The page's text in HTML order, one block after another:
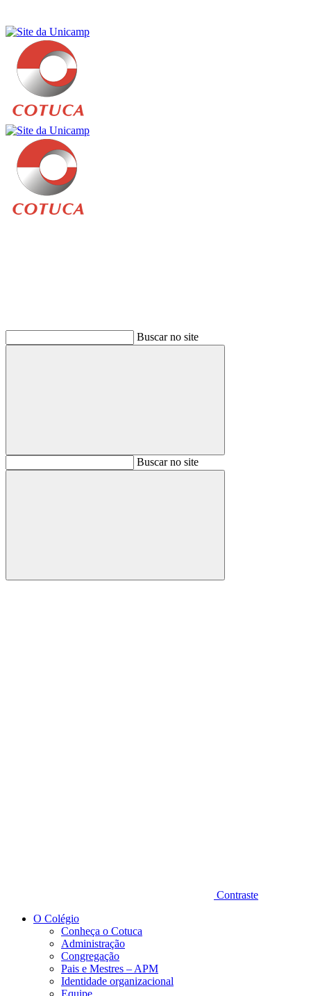
Buscar no site
BuscarBuscar no site
Buscar
Contraste
O Colégio
Conheça o Cotuca
Administração
Congregação
Pais e Mestres – APM
Identidade organizacional
Equipe